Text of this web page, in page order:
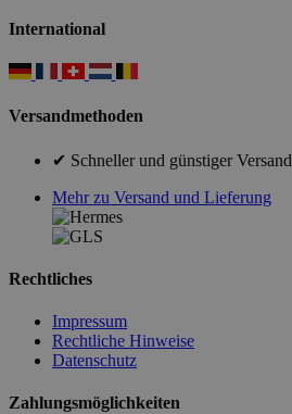
International
Versandmethoden
✔ Schneller und günstiger Versand
Mehr zu Versand und Lieferung
Rechtliches
Impressum
Rechtliche Hinweise
Datenschutz
Zahlungsmöglichkeiten